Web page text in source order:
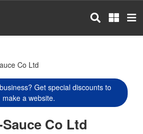
Co Ltd
Get special discounts to
make a website.
Co Ltd